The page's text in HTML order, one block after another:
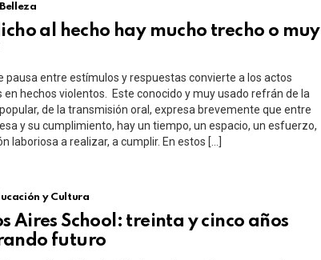
al hecho hay mucho trecho o muy
pausa entre estímulos y respuestas convierte a los actos
en hechos violentos. Este conocido y muy usado refrán de la
de la transmisión oral, expresa brevemente que entre
y su cumplimiento, hay un tiempo, un espacio, un esfuerzo,
laboriosa a realizar, a cumplir. En estos […]
y Cultura
Aires School: treinta y cinco años
futuro